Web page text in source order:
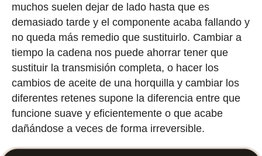
muchos suelen dejar de lado hasta que es
demasiado tarde y el componente acaba fallando y
no queda más remedio que sustituirlo. Cambiar a
tiempo la cadena nos puede ahorrar tener que
sustituir la transmisión completa, o hacer los
cambios de aceite de una horquilla y cambiar los
diferentes retenes supone la diferencia entre que
funcione suave y eficientemente o que acabe
dañándose a veces de forma irreversible.